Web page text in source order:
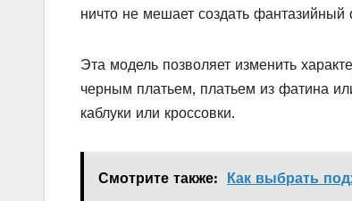
ничто не мешает создать
Эта модель позволяет изменить
черным платьем, платьем из фатина
каблуки или кроссовки.
Смотрите также: Как выбрать